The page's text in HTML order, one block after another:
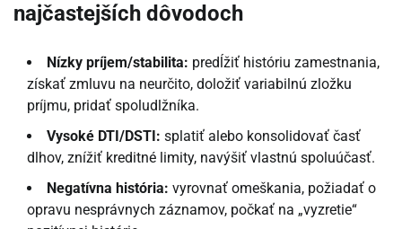
najčastejších dôvodoch
Nízky príjem/stabilita: predĺžiť históriu zamestnania,
získať zmluvu na neurčito, doložiť variabilnú zložku
príjmu, pridať spoludlžníka.
Vysoké DTI/DSTI: splatiť alebo konsolidovať časť
dlhov, znížiť kreditné limity, navýšiť vlastnú spoluúčasť.
Negatívna história: vyrovnať omeškania, požiadať o
opravu nesprávnych záznamov, počkať na „vyzretie“